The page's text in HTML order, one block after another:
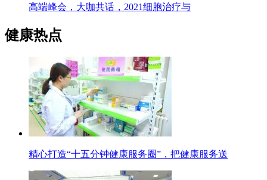
高端峰会，大咖共话，2021细胞治疗与
健康热点
精心打造“十五分钟健康服务圈”，把健康服务送